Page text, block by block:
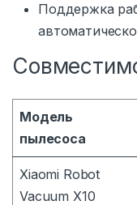
Поддержка
Модель
пылесоса
Xiaomi Robot
Vacuum X10